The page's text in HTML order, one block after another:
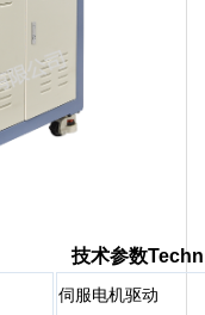
技术参数
伺服电机驱动